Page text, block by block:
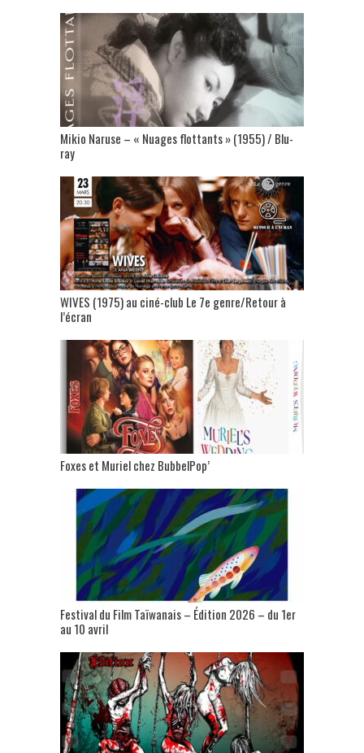
Mikio Naruse – « Nuages flottants » (1955) / Blu-
ray
WIVES (1975) au ciné-club Le 7e genre/Retour à
l’écran
Foxes et Muriel chez BubbelPop’
Festival du Film Taïwanais – Édition 2026 – du 1er
au 10 avril